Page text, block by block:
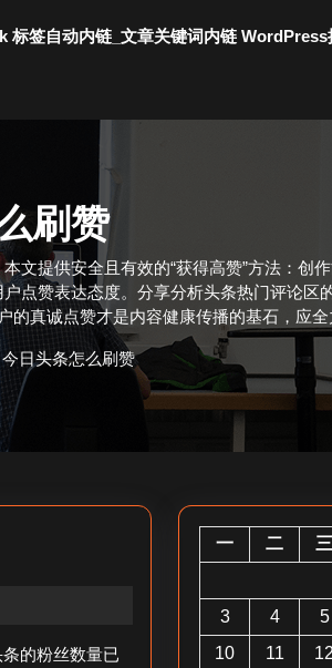
签自动内链_文章关键词内链
刷赞
文提供安全且有效的“获得高赞”方法：创
点赞表达态度。分享分析头条热门评论区
真诚点赞才是内容健康传播的基石，应全
今日头条怎么刷赞
的粉丝数量已
一 二 三
3
4 5
10
11 12